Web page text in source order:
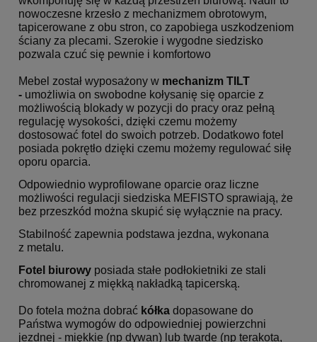
nowoczesne krzesło z mechanizmem obrotowym,
tapicerowane z obu stron, co zapobiega uszkodzeniom
ściany za plecami. Szerokie i wygodne siedzisko
pozwala czuć się pewnie i komfortowo
Mebel został wyposażony w mechanizm TILT
- umożliwia on swobodne kołysanię się oparcie z
możliwością blokady w pozycji do pracy oraz pełną
regulację wysokości, dzięki czemu możemy
dostosować fotel do swoich potrzeb. Dodatkowo fotel
posiada pokrętło dzięki czemu możemy regulować siłę
oporu oparcia.
Odpowiednio wyprofilowane oparcie oraz liczne
możliwości regulacji siedziska MEFISTO sprawiają, że
bez przeszkód można skupić się wyłącznie na pracy.
Stabilność zapewnia podstawa jezdna, wykonana
z metalu.
Fotel biurowy posiada stałe podłokietniki ze stali
chromowanej z miękką nakładką tapicerską.
Do fotela można dobrać kółka dopasowane do
Państwa wymogów do odpowiedniej powierzchni
jezdnej - miękkie (np dywan) lub twarde (np terakota,